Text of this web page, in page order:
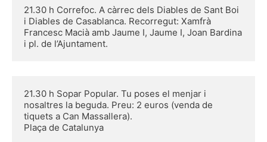
21.30 h Correfoc. A càrrec dels Diables de Sant Boi
i Diables de Casablanca. Recorregut: Xamfrà
Francesc Macià amb Jaume I, Jaume I, Joan Bardina
i pl. de l’Ajuntament.
21.30 h Sopar Popular. Tu poses el menjar i
nosaltres la beguda. Preu: 2 euros (venda de
tiquets a Can Massallera).
Plaça de Catalunya